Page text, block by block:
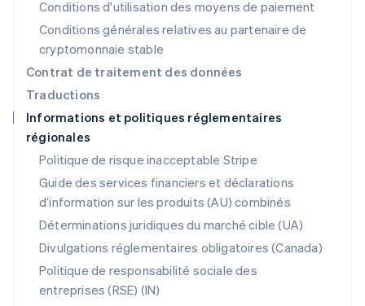
Conditions d'utilisation des moyens de paiement
Conditions générales relatives au partenaire de
cryptomonnaie stable
Contrat de traitement des données
Traductions
Informations et politiques réglementaires
régionales
Politique de risque inacceptable Stripe
Guide des services financiers et déclarations
d’information sur les produits (AU) combinés
Déterminations juridiques du marché cible (UA)
Divulgations réglementaires obligatoires (Canada)
Politique de responsabilité sociale des
entreprises (RSE) (IN)
Pays-Bas
NederlandsEnglish
Pologne
Portugal
PortuguêsEnglish
RAS de Hong Kong, Chine
English 简体中文
République tchèque
English
Roumanie
English
English
Singapour
English 简体中文
Slovaquie